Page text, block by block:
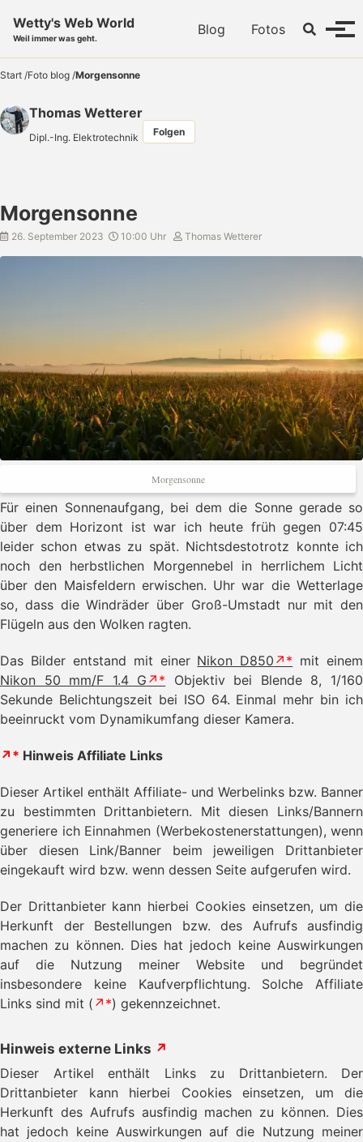
Wetty's Web World
Weil immer was geht.
Blog Fotos Toggle
Start /Foto blog /Morgensonne
Thomas Wetterer
Dipl.-Ing. Elektrotechnik Folgen
Morgensonne
26. September 2023 10:00 Uhr Thomas Wetterer
Morgensonne
Für einen Sonnenaufgang, bei dem die Sonne gerade so
über dem Horizont ist war ich heute früh gegen 07:45
leider schon etwas zu spät. Nichtsdestotrotz konnte ich
noch den herbstlichen Morgennebel in herrlichem Licht
über den Maisfeldern erwischen. Uhr war die Wetterlage
so, dass die Windräder über Groß-Umstadt nur mit den
Flügeln aus den Wolken ragten.
Das Bilder entstand mit einer Nikon D850
mit einem
Nikon 50 mm/F 1.4 G
Objektiv bei Blende 8, 1/160
Sekunde Belichtungszeit bei ISO 64. Einmal mehr bin ich
beeinruckt vom Dynamikumfang dieser Kamera.
↗* Hinweis Affiliate Links
Dieser Artikel enthält Affiliate- und Werbelinks bzw. Banner
zu bestimmten Drittanbietern. Mit diesen Links/Bannern
generiere ich Einnahmen (Werbekostenerstattungen), wenn
über diesen Link/Banner beim jeweiligen Drittanbieter
eingekauft wird bzw. wenn dessen Seite aufgerufen wird.
Der Drittanbieter kann hierbei Cookies einsetzen, um die
Herkunft der Bestellungen bzw. des Aufrufs ausfindig
machen zu können. Dies hat jedoch keine Auswirkungen
auf die Nutzung meiner Website und begründet
insbesondere keine Kaufverpflichtung. Solche Affiliate
Links sind mit ( ↗*) gekennzeichnet.
Hinweis externe Links ↗
Dieser Artikel enthält Links zu Drittanbietern. Der
Drittanbieter kann hierbei Cookies einsetzen, um die
Herkunft des Aufrufs ausfindig machen zu können. Dies
hat jedoch keine Auswirkungen auf die Nutzung meiner